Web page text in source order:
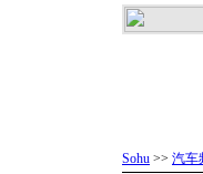
Sohu >> 汽车